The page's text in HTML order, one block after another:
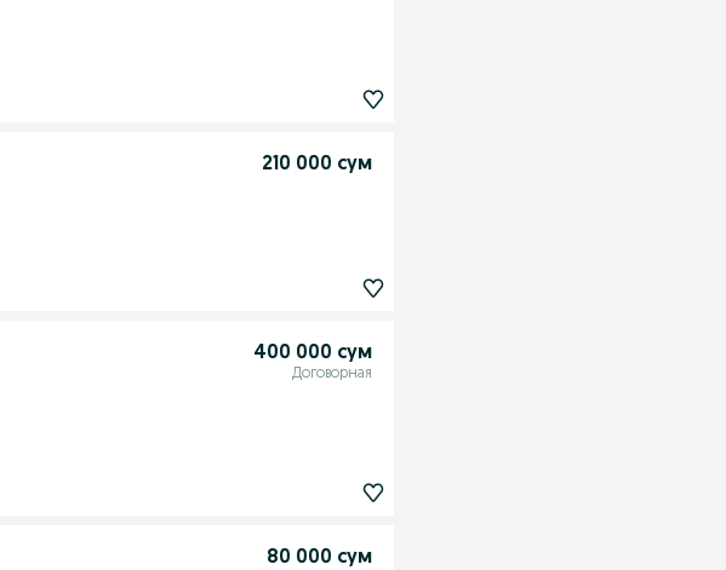
210 000 сум
400 000 сум
Договорная
80 000 сум